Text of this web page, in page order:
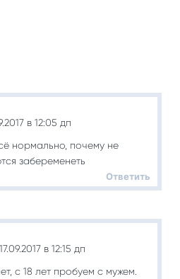
в 12:05 дп
нормально, почему не
забеременеть
Ответить
17.09.2017 в 12:15 дп
с 18 лет пробуем с мужем.